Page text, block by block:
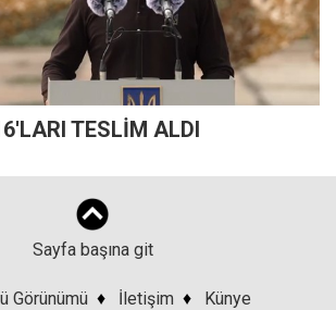
TESLİM ALDI
Sayfa başına git
Görünümü ♦ İletişim ♦ Künye